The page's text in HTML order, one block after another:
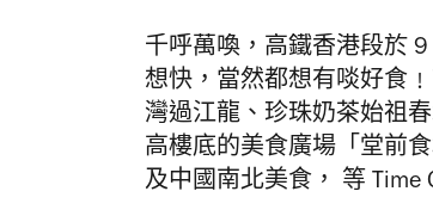
千呼萬喚，高鐵香港段於
想快，當然都想有啖好食
灣過江龍、珍珠奶茶始祖
高樓底的美食廣場「堂前
及中國南北美食， 等 Time